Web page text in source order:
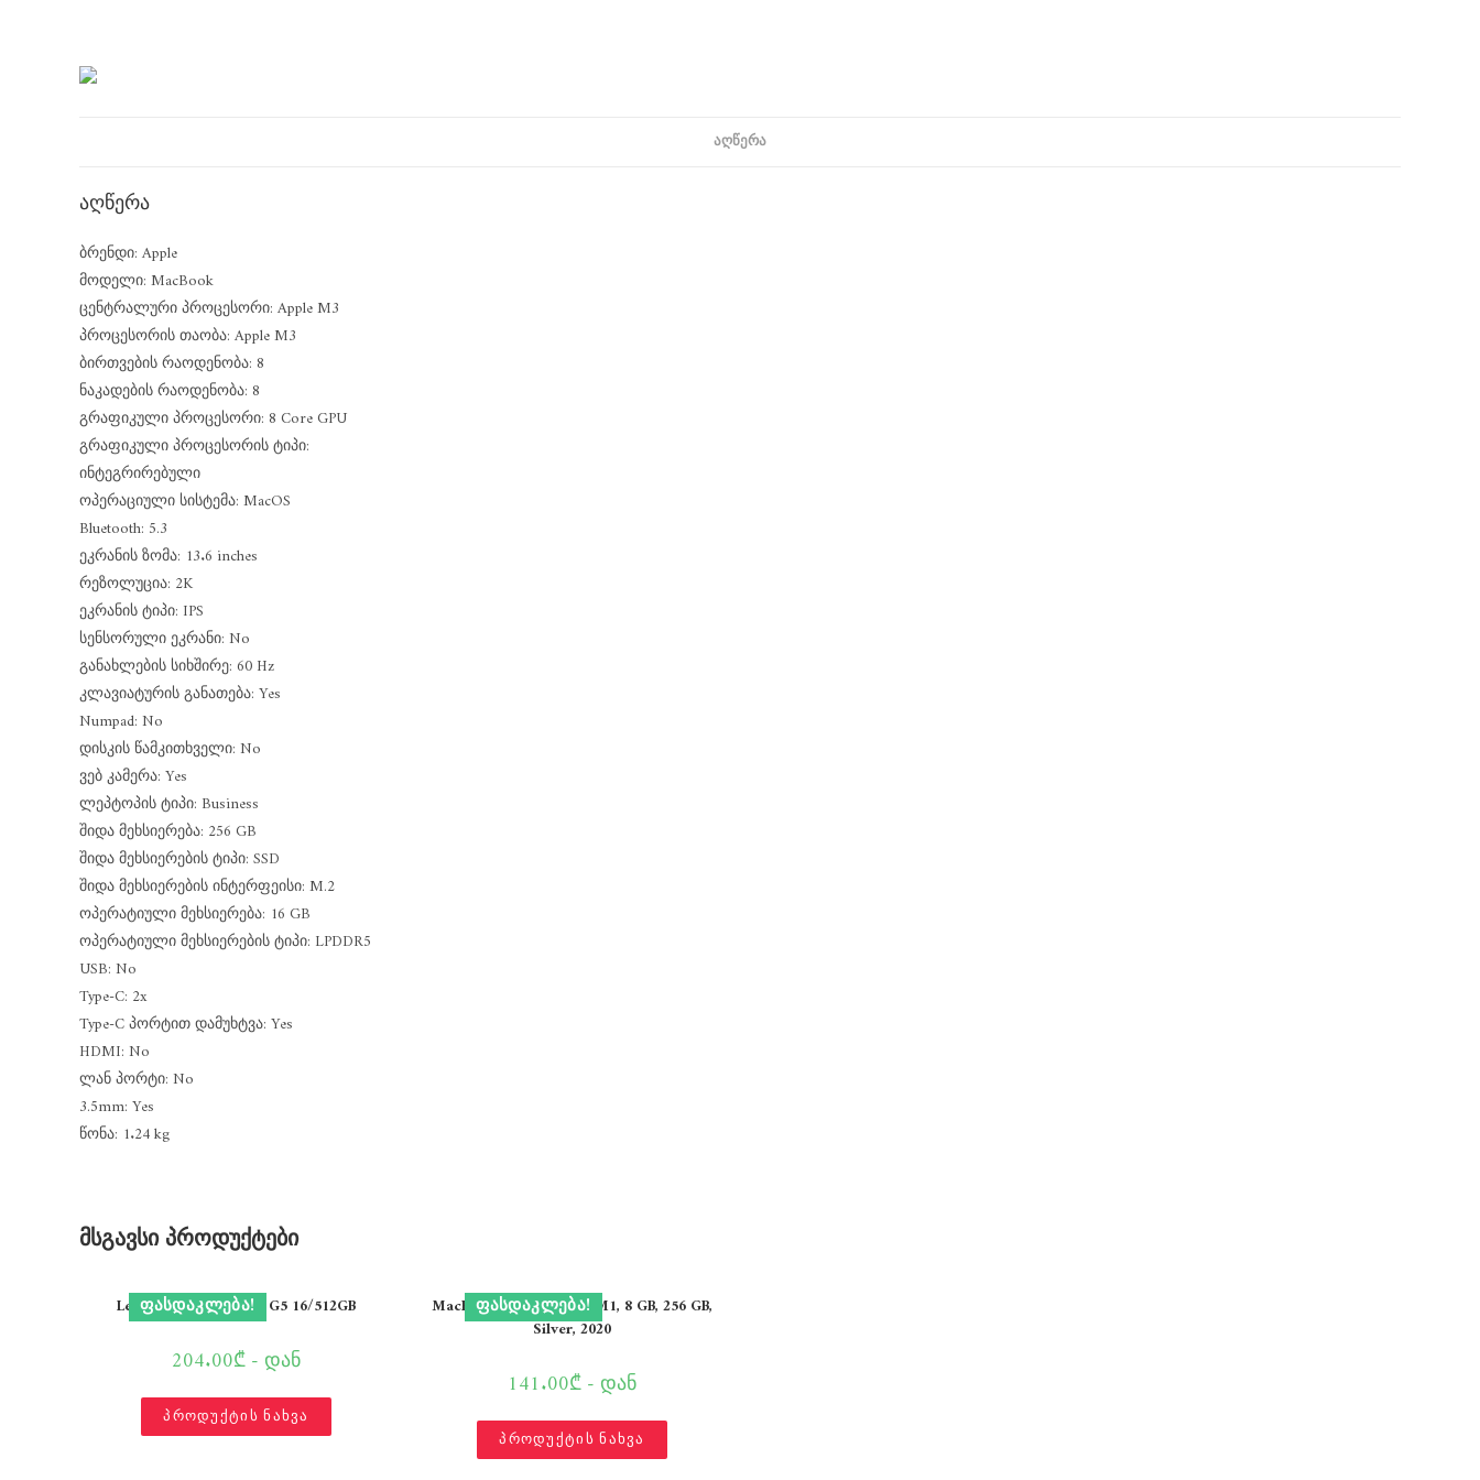
ᲐᲦᲬᲔᲠᲐ
აღწერა
ბრენდი: Apple
მოდელი: MacBook
ცენტრალური პროცესორი: Apple M3
პროცესორის თაობა: Apple M3
ბირთვების რაოდენობა: 8
ნაკადების რაოდენობა: 8
გრაფიკული პროცესორი: 8 Core GPU
გრაფიკული პროცესორის ტიპი:
ინტეგრირებული
ოპერაციული სისტემა: MacOS
Bluetooth: 5.3
ეკრანის ზომა: 13.6 inches
რეზოლუცია: 2K
ეკრანის ტიპი: IPS
სენსორული ეკრანი: No
განახლების სიხშირე: 60 Hz
კლავიატურის განათება: Yes
Numpad: No
დისკის წამკითხველი: No
ვებ კამერა: Yes
ლეპტოპის ტიპი: Business
შიდა მეხსიერება: 256 GB
შიდა მეხსიერების ტიპი: SSD
შიდა მეხსიერების ინტერფეისი: M.2
ოპერატიული მეხსიერება: 16 GB
ოპერატიული მეხსიერების ტიპი: LPDDR5
USB: No
Type-C: 2x
Type-C პორტით დამუხტვა: Yes
HDMI: No
ლან პორტი: No
3.5mm: Yes
წონა: 1.24 kg
მსგავსი პროდუქტები
ᲤᲐᲡᲓᲐᲙᲚᲔᲑᲐ!
Lenovo ThinkPad T14 G5 16/512GB
204.00₾ - დან
პროდუქტის ნახვა
ᲤᲐᲡᲓᲐᲙᲚᲔᲑᲐ!
MacBook Air 13″ Apple M1, 8 GB, 256 GB,
Silver, 2020
141.00₾ - დან
პროდუქტის ნახვა